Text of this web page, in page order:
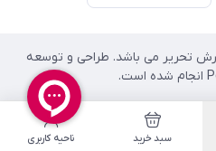
تحریر می باشد. طراحی و توسعه
سبد خرید ناحیه کاربری